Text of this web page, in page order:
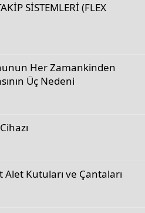
SİSTEMLERİ (FLEX
Her Zamankinden
Üç Nedeni
Alet Kutuları ve Çantaları